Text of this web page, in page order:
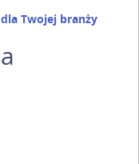
Twojej branży